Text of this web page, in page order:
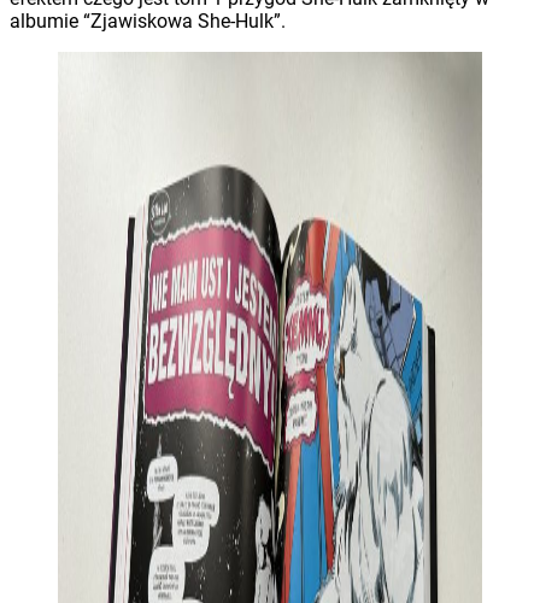
albumie “Zjawiskowa She-Hulk”.